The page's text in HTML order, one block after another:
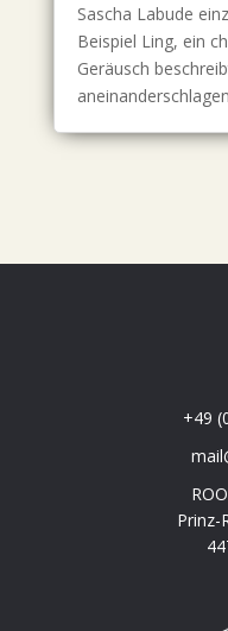
Sascha Labude
Beispiel Ling, ein
Geräusch
+49
Prinz-